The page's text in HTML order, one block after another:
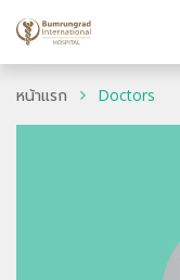
หน้าแรก Doctors